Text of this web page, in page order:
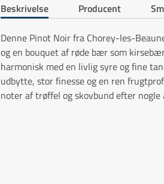
Beskrivelse Producent
Denne Pinot Noir fra Chorey-les-
og en bouquet af røde bær som
harmonisk med en livlig syre og fine
udbytte, stor finesse og en ren
noter af trøffel og skovbund efter nogle